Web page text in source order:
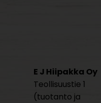
E J Hiipakka Oy
Teollisuustie 1
(tuotanto ja